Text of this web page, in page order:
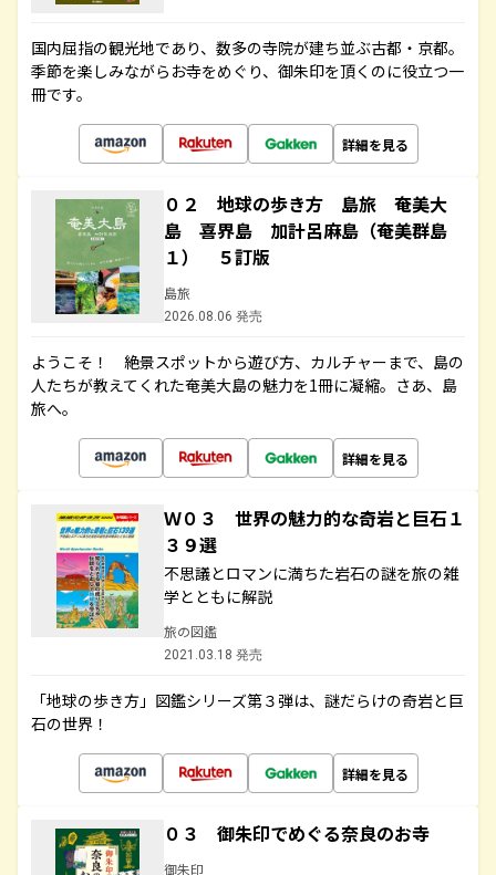
国内屈指の観光地であり、数多の寺院が建ち並ぶ古都・京都。
季節を楽しみながらお寺をめぐり、御朱印を頂くのに役立つ一
冊です。
詳細を見る
０２ 地球の歩き方 島旅 奄美大
島 喜界島 加計呂麻島（奄美群島
１） ５訂版
島旅
2026.08.06 発売
ようこそ！ 絶景スポットから遊び方、カルチャーまで、島の
人たちが教えてくれた奄美大島の魅力を1冊に凝縮。さあ、島
旅へ。
詳細を見る
Ｗ０３ 世界の魅力的な奇岩と巨石１
３９選
不思議とロマンに満ちた岩石の謎を旅の雑
学とともに解説
旅の図鑑
2021.03.18 発売
「地球の歩き方」図鑑シリーズ第３弾は、謎だらけの奇岩と巨
石の世界！
詳細を見る
０３ 御朱印でめぐる奈良のお寺
御朱印